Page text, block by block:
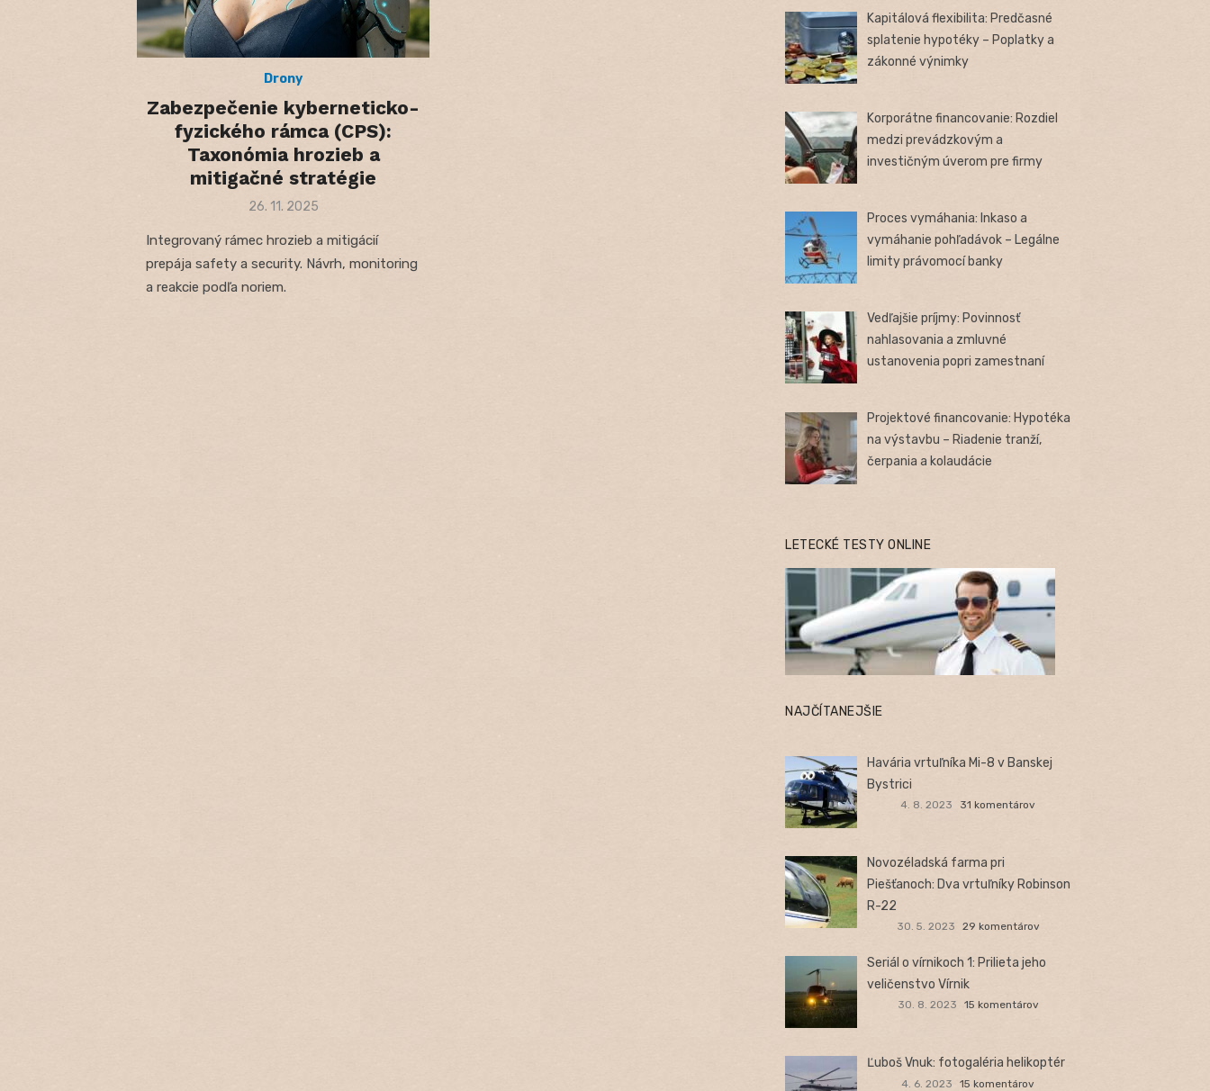
Drony
Zabezpečenie kyberneticko-
fyzického rámca (CPS):
Taxonómia hrozieb a
mitigačné stratégie
Posted
26. 11. 2025
Integrovaný rámec hrozieb a mitigácií
prepája safety a security. Návrh, monitoring
a reakcie podľa noriem.
Kapitálová flexibilita: Predčasné
splatenie hypotéky – Poplatky a
zákonné výnimky
Korporátne financovanie: Rozdiel
medzi prevádzkovým a
investičným úverom pre firmy
Proces vymáhania: Inkaso a
vymáhanie pohľadávok – Legálne
limity právomocí banky
Vedľajšie príjmy: Povinnosť
nahlasovania a zmluvné
ustanovenia popri zamestnaní
Projektové financovanie: Hypotéka
na výstavbu – Riadenie tranží,
čerpania a kolaudácie
LETECKÉ TESTY ONLINE
NAJČÍTANEJŠIE
Havária vrtuľníka Mi-8 v Banskej
Bystrici
4. 8. 2023 31 komentárov
Novozéladská farma pri
Piešťanoch: Dva vrtuľníky Robinson
R-22
30. 5. 2023 29 komentárov
Seriál o vírnikoch 1: Prilieta jeho
veličenstvo Vírnik
30. 8. 2023 15 komentárov
Ľuboš Vnuk: fotogaléria helikoptér
4. 6. 2023 15 komentárov